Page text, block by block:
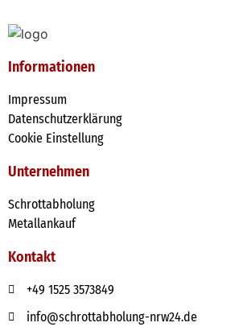
Informationen
Impressum
Datenschutzerklärung
Cookie Einstellung
Unternehmen
Schrottabholung
Metallankauf
Kontakt
+49 1525 3573849
info@schrottabholung-nrw24.de